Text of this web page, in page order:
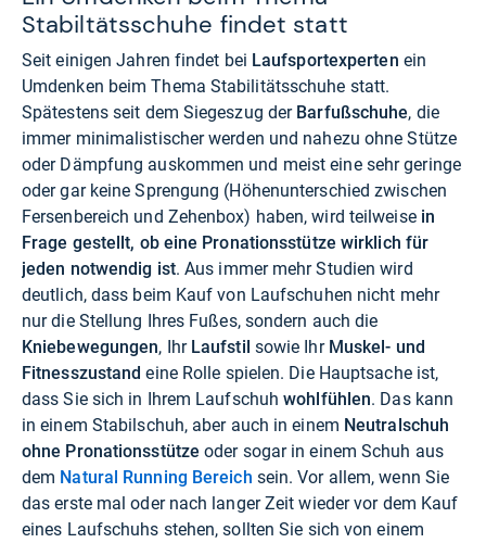
Stabiltätsschuhe findet statt
Seit einigen Jahren findet bei Laufsportexperten ein
Umdenken beim Thema Stabilitätsschuhe statt.
Spätestens seit dem Siegeszug der Barfußschuhe, die
immer minimalistischer werden und nahezu ohne Stütze
oder Dämpfung auskommen und meist eine sehr geringe
oder gar keine Sprengung (Höhenunterschied zwischen
Fersenbereich und Zehenbox) haben, wird teilweise in
Frage gestellt, ob eine Pronationsstütze wirklich für
jeden notwendig ist. Aus immer mehr Studien wird
deutlich, dass beim Kauf von Laufschuhen nicht mehr
nur die Stellung Ihres Fußes, sondern auch die
Kniebewegungen, Ihr Laufstil sowie Ihr Muskel- und
Fitnesszustand eine Rolle spielen. Die Hauptsache ist,
dass Sie sich in Ihrem Laufschuhwohlfühlen. Das kann
in einem Stabilschuh, aber auch in einem Neutralschuh
ohne Pronationsstütze oder sogar in einem Schuh aus
dem Natural Running Bereich sein. Vor allem, wenn Sie
das erste mal oder nach langer Zeit wieder vor dem Kauf
eines Laufschuhs stehen, sollten Sie sich von einem